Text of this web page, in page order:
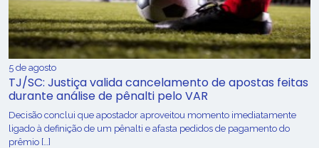
5 de agosto
TJ/SC: Justiça valida cancelamento de apostas feitas
durante análise de pênalti pelo VAR
Decisão conclui que apostador aproveitou momento imediatamente
ligado à definição de um pênalti e afasta pedidos de pagamento do
prêmio […]